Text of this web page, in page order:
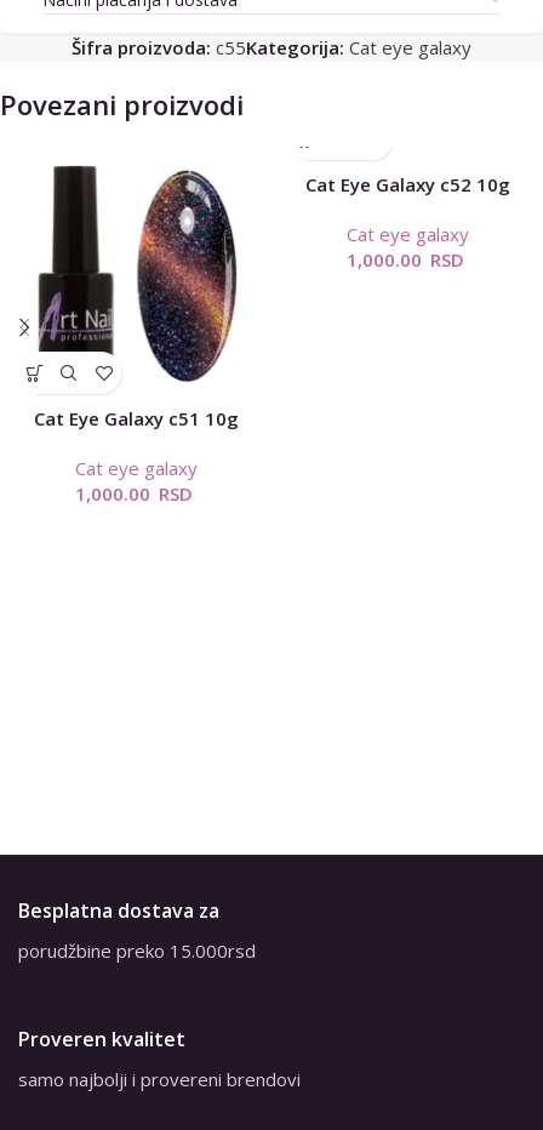
Šifra proizvoda: c55Kategorija: Cat eye galaxy
Povezani proizvodi
Cat Eye Galaxy c51 10g
Cat eye galaxy
1,000.00 RSD
Cat Eye Galaxy c52 10g
Cat eye galaxy
1,000.00 RSD
Besplatna dostava za
porudžbine preko 15.000rsd
Proveren kvalitet
samo najbolji i provereni brendovi